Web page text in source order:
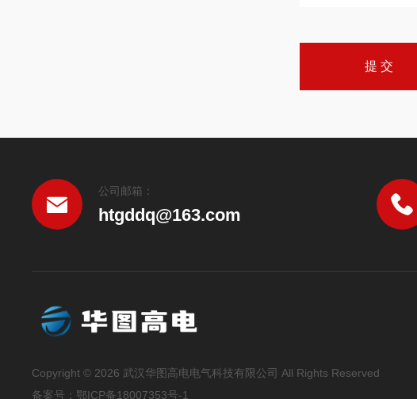
公司邮箱：
htgddq@163.com
Copyright © 2026 武汉华图高电电气科技有限公司 All Rights Reserved
备案号： 鄂ICP备18007353号-1